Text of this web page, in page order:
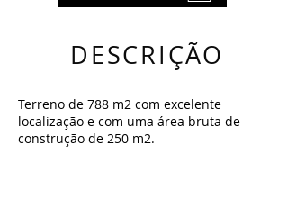
DESCRIÇÃO
Terreno de 788 m2 com excelente
localização e com uma área bruta de
construção de 250 m2.